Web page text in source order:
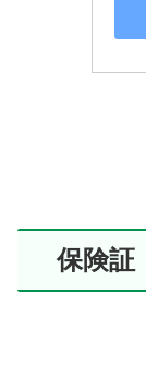
保険証